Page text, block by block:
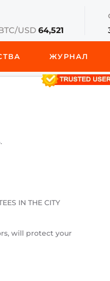
USD 64,521
ЖУРНАЛ
IN THE CITY
will protect your